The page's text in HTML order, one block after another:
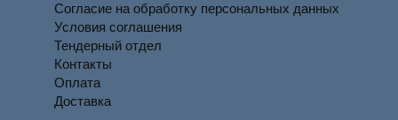
Согласие на обработку персональных данных
Условия соглашения
Тендерный отдел
Контакты
Оплата
Доставка